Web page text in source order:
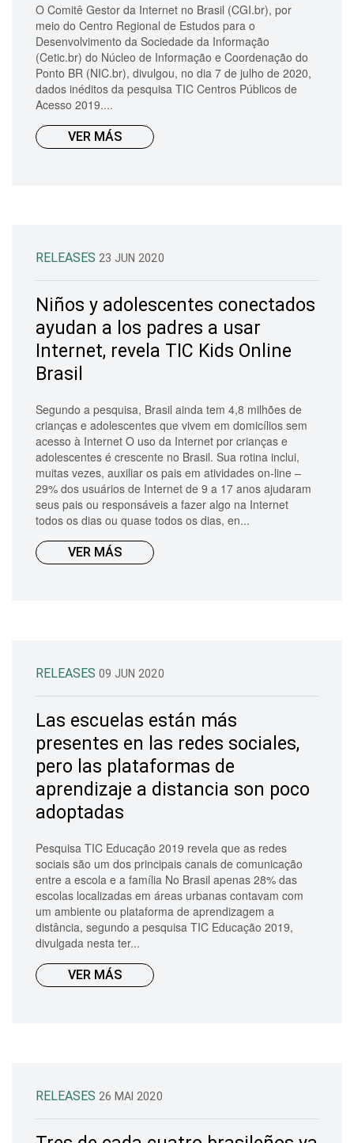
O Comitê Gestor da Internet no Brasil (CGI.br), por
meio do Centro Regional de Estudos para o
Desenvolvimento da Sociedade da Informação
(Cetic.br) do Núcleo de Informação e Coordenação do
Ponto BR (NIC.br), divulgou, no dia 7 de julho de 2020,
dados inéditos da pesquisa TIC Centros Públicos de
Acesso 2019....
VER MÁS
RELEASES 23 JUN 2020
Niños y adolescentes conectados
ayudan a los padres a usar
Internet, revela TIC Kids Online
Brasil
Segundo a pesquisa, Brasil ainda tem 4,8 milhões de
crianças e adolescentes que vivem em domicílios sem
acesso à Internet O uso da Internet por crianças e
adolescentes é crescente no Brasil. Sua rotina inclui,
muitas vezes, auxiliar os pais em atividades on-line –
29% dos usuários de Internet de 9 a 17 anos ajudaram
seus pais ou responsáveis a fazer algo na Internet
todos os dias ou quase todos os dias, en...
VER MÁS
RELEASES 09 JUN 2020
Las escuelas están más
presentes en las redes sociales,
pero las plataformas de
aprendizaje a distancia son poco
adoptadas
Pesquisa TIC Educação 2019 revela que as redes
sociais são um dos principais canais de comunicação
entre a escola e a família No Brasil apenas 28% das
escolas localizadas em áreas urbanas contavam com
um ambiente ou plataforma de aprendizagem a
distância, segundo a pesquisa TIC Educação 2019,
divulgada nesta ter...
VER MÁS
RELEASES 26 MAI 2020